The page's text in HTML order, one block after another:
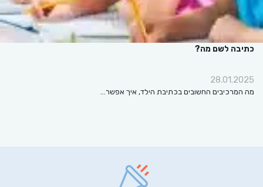
כתיבה לשם מה?
28.01.2025
מה המרכיבים החשובים בכתיבת הילד, איך אפשר…